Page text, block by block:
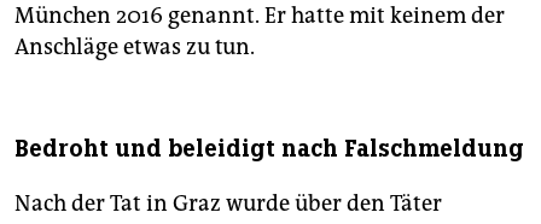
München 2016 genannt. Er hatte mit keinem der
Anschläge etwas zu tun.
Bedroht und beleidigt nach Falschmeldung
Nach der Tat in Graz wurde über den Täter